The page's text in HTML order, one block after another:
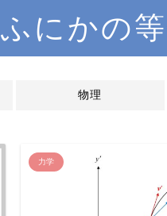
ふにかの
物理
力学